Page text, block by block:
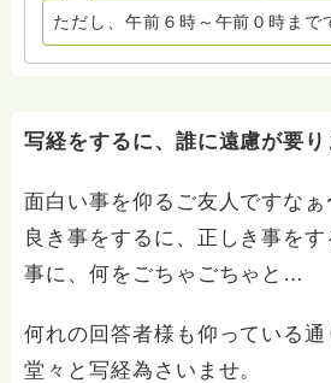
議会副会長 保護司（柏地区流山支
ブ会員 日本ジャグリング協会会員
ラブ顧問 日本ツイストバルーン協会会員
ただし、午前６時～午前０時まで
写経をするに、誰に遠慮が要
面白い事を仰るご友人ですなぁ
良き事をするに、正しき事を
事に、何をごちゃごちゃと…
何れの回答者様も仰っている通
堂々と写経為さいませ。